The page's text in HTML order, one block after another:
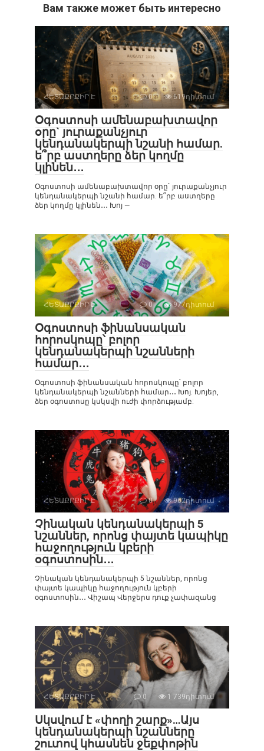
Вам также может быть интересно
ՀԵՏԱՔՐՔԻՐ Է 0 619դիտում
Օգոստոսի ամենաբախտավոր
օրը` յուրաքանչյուր
կենդանակերպի նշանի համար.
ե՞րբ աստղերը ձեր կողմը
կլինեն․․․
Օգոստոսի ամենաբախտավոր օրը` յուրաքանչյուր
կենդանակերպի նշանի համար. ե՞րբ աստղերը
ձեր կողմը կլինեն․․․ Խոյ —
ՀԵՏԱՔՐՔԻՐ Է 0 977դիտում
Օգոստոսի ֆինանսական
հորոսկոպը՝ բոլոր
կենդանակերպի նշանների
համար․․․
Օգոստոսի ֆինանսական հորոսկոպը՝ բոլոր
կենդանակերպի նշանների համար․․․ Խոյ. Խոյեր,
ձեր օգոստոսը կսկսվի ուժի փորձությամբ:
ՀԵՏԱՔՐՔԻՐ Է 0 962դիտում
Չինական կենդանակերպի 5
նշաններ, որոնց փայտե կապիկը
հաջողություն կբերի
օգոստոսին․․․
Չինական կենդանակերպի 5 նշաններ, որոնց
փայտե կապիկը հաջողություն կբերի
օգոստոսին․․․ Վիշապ Վերջերս դուք չափազանց
ՀԵՏԱՔՐՔԻՐ Է 0 1 739դիտում
Սկսվում է «փողի շարք»…Այս
կենդանակերպի նշանները
շուտով կհասնեն ջեքփոթին